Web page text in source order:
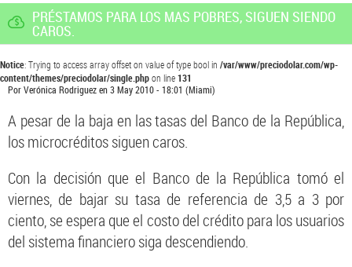
PRÉSTAMOS PARA LOS MAS POBRES, SIGUEN SIENDO
CAROS.
Notice: Trying to access array offset on value of type bool in /var/www/preciodolar.com/wp-
content/themes/preciodolar/single.phpon line131
PorVerónica Rodriguezen3 May 2010 - 18:01 (Miami)
A pesar de la baja en las tasas del Banco de la República,
los microcréditos siguen caros.
Con la decisión que el Banco de la República tomó el
viernes, de bajar su tasa de referencia de 3,5 a 3 por
ciento, se espera que el costo del crédito para los usuarios
del sistema financiero siga descendiendo.